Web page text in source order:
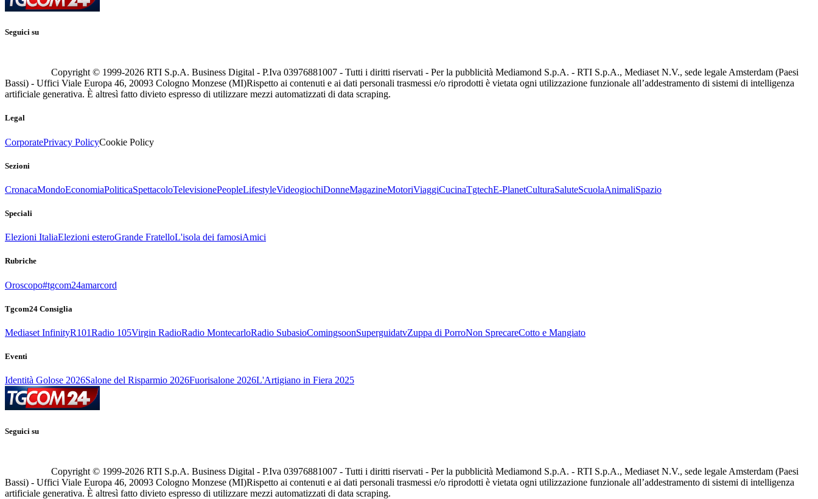
Seguici su
Copyright © 1999-2026 RTI S.p.A. Business Digital - P.Iva 03976881007 - Tutti i diritti riservati - Per la pubblicità Mediamond S.p.A. - RTI S.p.A., Mediaset N.V., sede legale Amsterdam (Paesi
Bassi) - Uffici Viale Europa 46, 20093 Cologno Monzese (MI)Rispetto ai contenuti e ai dati personali trasmessi e/o riprodotti è vietata ogni utilizzazione funzionale all’addestramento di sistemi di intelligenza
artificiale generativa. È altresì fatto divieto espresso di utilizzare mezzi automatizzati di data scraping.
Legal
CorporatePrivacy PolicyCookie Policy
Sezioni
CronacaMondoEconomiaPoliticaSpettacoloTelevisionePeopleLifestyleVideogiochiDonneMagazineMotoriViaggiCucinaTgtechE-PlanetCulturaSaluteScuolaAnimaliSpazio
Speciali
Elezioni ItaliaElezioni esteroGrande FratelloL'isola dei famosiAmici
Rubriche
Oroscopo#tgcom24amarcord
Tgcom24 Consiglia
Mediaset InfinityR101Radio 105Virgin RadioRadio MontecarloRadio SubasioComingsoonSuperguidatvZuppa di PorroNon SprecareCotto e Mangiato
Eventi
Identità Golose 2026Salone del Risparmio 2026Fuorisalone 2026L'Artigiano in Fiera 2025
Seguici su
Copyright © 1999-2026 RTI S.p.A. Business Digital - P.Iva 03976881007 - Tutti i diritti riservati - Per la pubblicità Mediamond S.p.A. - RTI S.p.A., Mediaset N.V., sede legale Amsterdam (Paesi
Bassi) - Uffici Viale Europa 46, 20093 Cologno Monzese (MI)Rispetto ai contenuti e ai dati personali trasmessi e/o riprodotti è vietata ogni utilizzazione funzionale all’addestramento di sistemi di intelligenza
artificiale generativa. È altresì fatto divieto espresso di utilizzare mezzi automatizzati di data scraping.